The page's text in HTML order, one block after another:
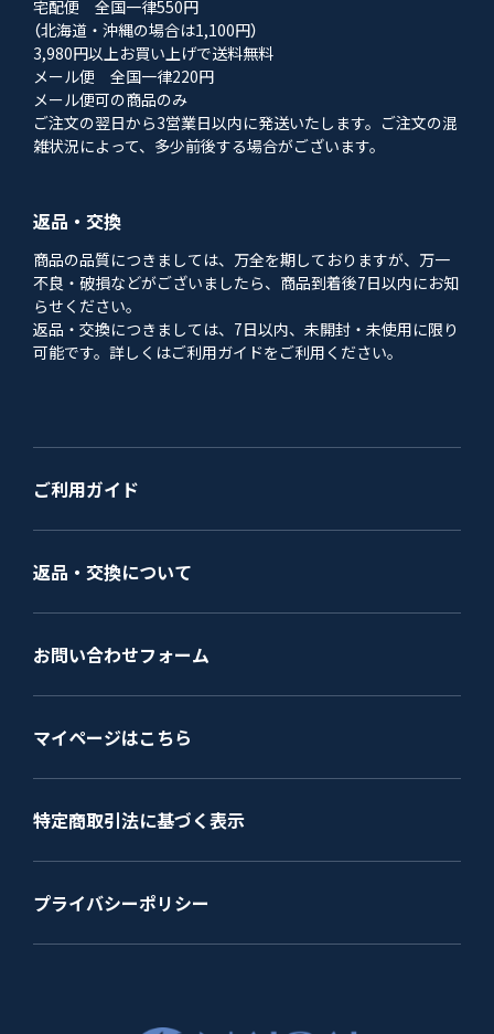
宅配便 全国一律550円
（北海道・沖縄の場合は1,100円）
3,980円以上お買い上げで送料無料
メール便 全国一律220円
メール便可の商品のみ
ご注文の翌日から3営業日以内に発送いたします。ご注文の混
雑状況によって、多少前後する場合がございます。
返品・交換
商品の品質につきましては、万全を期しておりますが、万一
不良・破損などがございましたら、商品到着後7日以内にお知
らせください。
返品・交換につきましては、7日以内、未開封・未使用に限り
可能です。詳しくはご利用ガイドをご利用ください。
ご利用ガイド
返品・交換について
お問い合わせフォーム
マイページはこちら
特定商取引法に基づく表示
プライバシーポリシー